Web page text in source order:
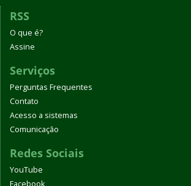
RSS
O que é?
Assine
Serviços
Perguntas Frequentes
Contato
Acesso a sistemas
Comunicação
Redes Sociais
YouTube
Facebook